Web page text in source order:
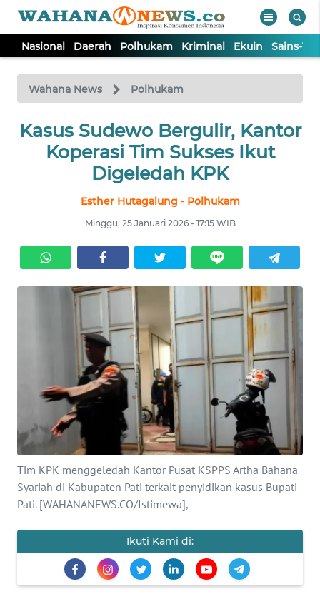
Nasional Daerah Polhukam Kriminal Ekuin Sains-
Wahana News Polhukam
Kasus Sudewo Bergulir, Kantor
Koperasi Tim Sukses Ikut
Digeledah KPK
Esther Hutagalung - Polhukam
Minggu, 25 Januari 2026 - 17:15 WIB
Tim KPK menggeledah Kantor Pusat KSPPS Artha Bahana
Syariah di Kabupaten Pati terkait penyidikan kasus Bupati
Pati. [WAHANANEWS.CO/Istimewa],
Ikuti Kami di:
TV
Tutup
NASIONAL
KRIMINAL
EKUIN
SAINS-TEKNO
KESEHATAN
INTERNASIONAL
SERBA-SERBI
PENDIDIKAN
OLAHRAGA